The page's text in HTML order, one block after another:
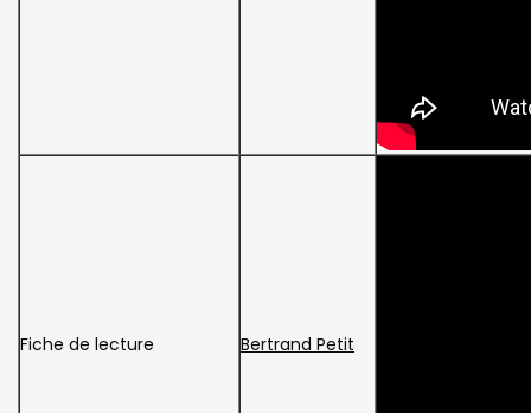
Fiche de lecture Bertrand Petit